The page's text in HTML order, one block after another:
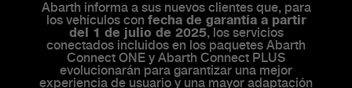
Abarth informa a sus nuevos clientes que, para
los vehículos con fecha de garantía a partir
del 1 de julio de 2025, los servicios
conectados incluidos en los paquetes Abarth
Connect ONE y Abarth Connect PLUS
evolucionarán para garantizar una mejor
experiencia de usuario y una mayor adaptación